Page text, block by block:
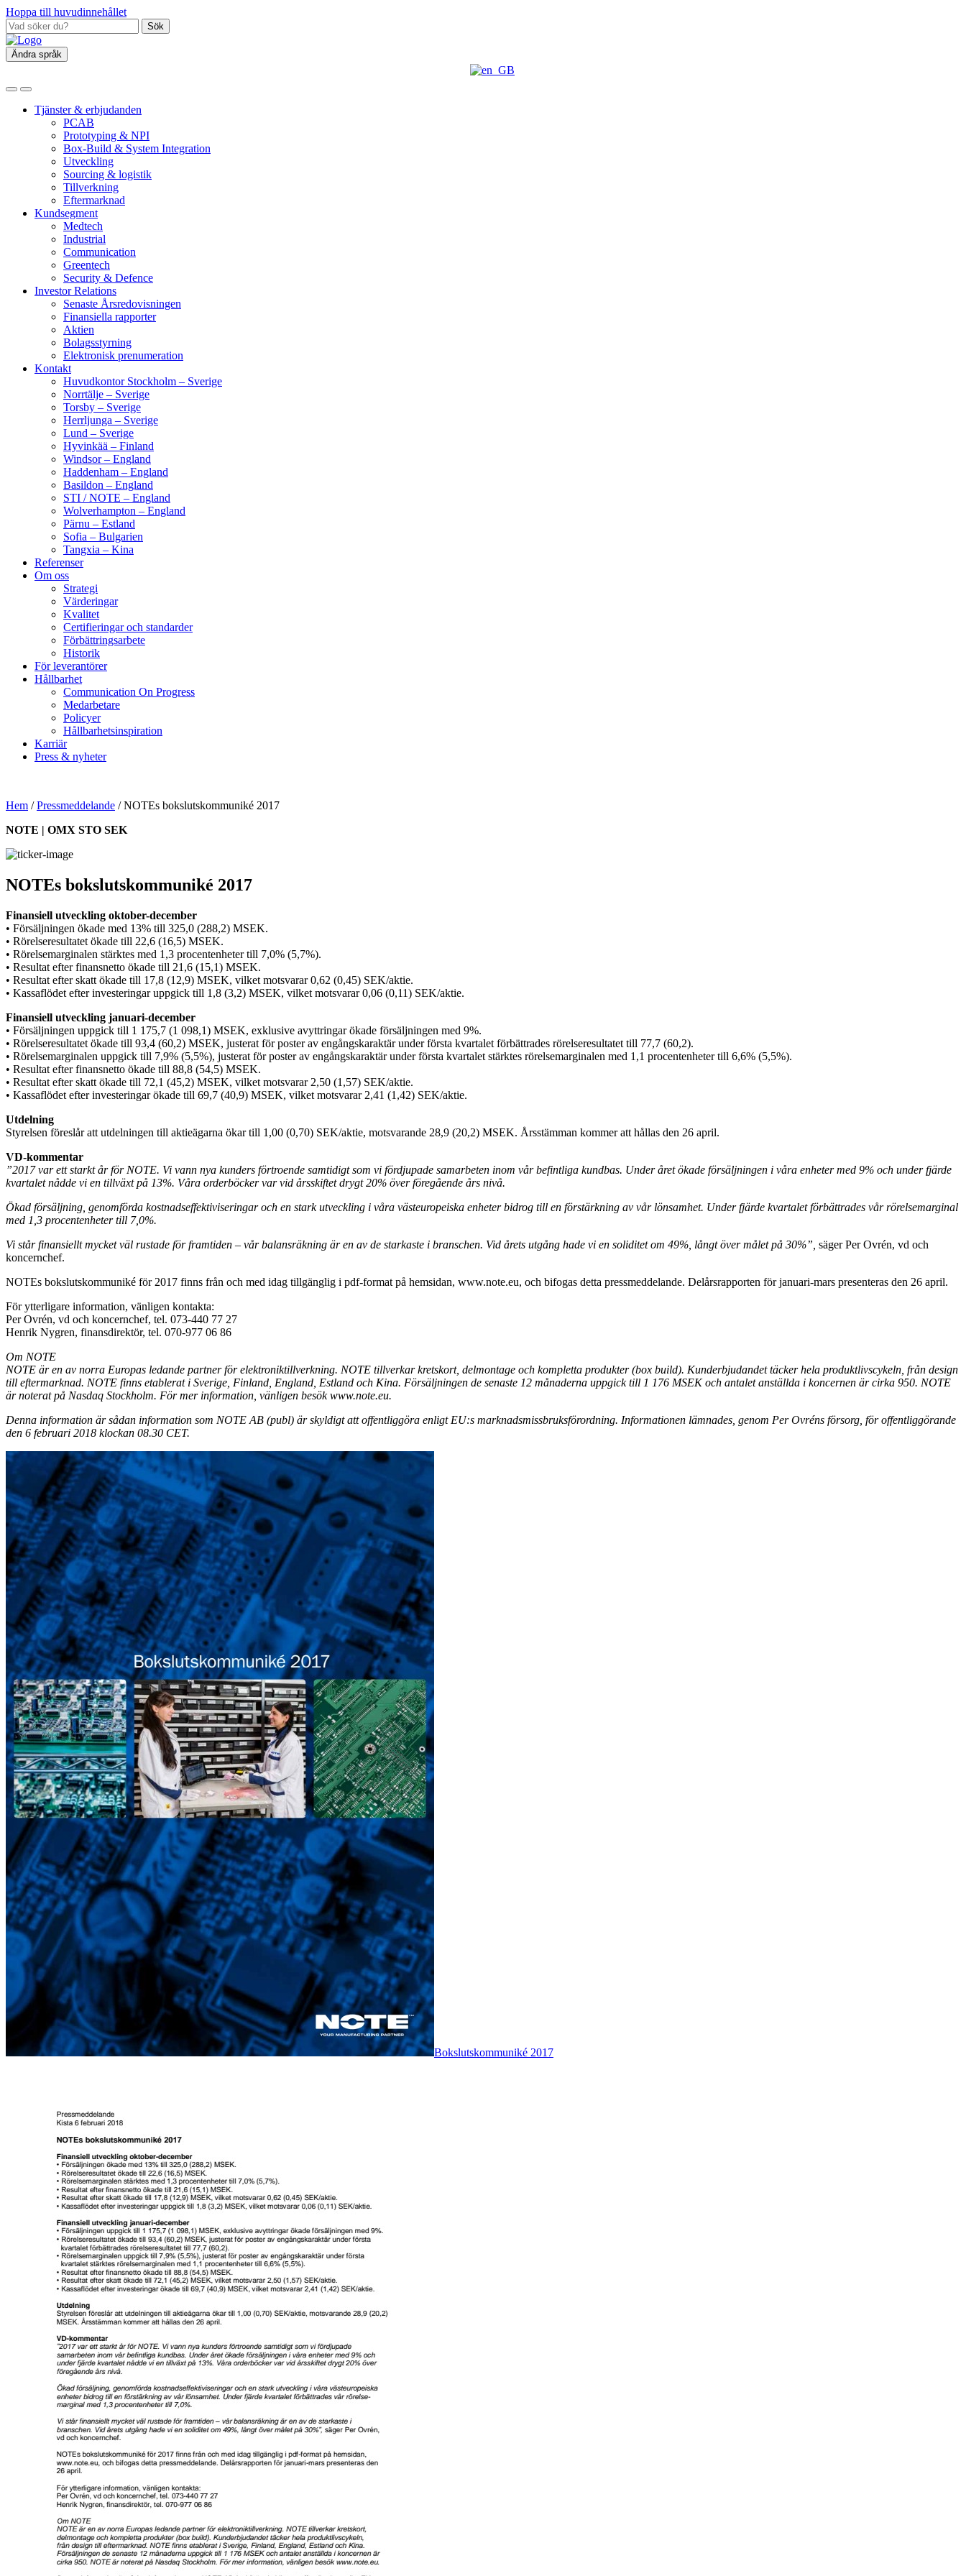
Hoppa till huvudinnehållet
Sök
Ändra språk
Tjänster & erbjudanden
PCAB
Prototyping & NPI
Box‑Build & System Integration
Utveckling
Sourcing & logistik
Tillverkning
Eftermarknad
Kundsegment
Medtech
Industrial
Communication
Greentech
Security & Defence
Investor Relations
Senaste Årsredovisningen
Finansiella rapporter
Aktien
Bolagsstyrning
Elektronisk prenumeration
Kontakt
Huvudkontor Stockholm – Sverige
Norrtälje – Sverige
Torsby – Sverige
Herrljunga – Sverige
Lund – Sverige
Hyvinkää – Finland
Windsor – England
Haddenham – England
Basildon – England
STI / NOTE – England
Wolverhampton – England
Pärnu – Estland
Sofia – Bulgarien
Tangxia – Kina
Referenser
Om oss
Strategi
Värderingar
Kvalitet
Certifieringar och standarder
Förbättringsarbete
Historik
För leverantörer
Hållbarhet
Communication On Progress
Medarbetare
Policyer
Hållbarhetsinspiration
Karriär
Press & nyheter
Hem /Pressmeddelande /NOTEs bokslutskommuniké 2017
NOTE | OMX STO SEK
NOTEs bokslutskommuniké 2017
Finansiell utveckling oktober-december
• Försäljningen ökade med 13% till 325,0 (288,2) MSEK.
• Rörelseresultatet ökade till 22,6 (16,5) MSEK.
• Rörelsemarginalen stärktes med 1,3 procentenheter till 7,0% (5,7%).
• Resultat efter finansnetto ökade till 21,6 (15,1) MSEK.
• Resultat efter skatt ökade till 17,8 (12,9) MSEK, vilket motsvarar 0,62 (0,45) SEK/aktie.
• Kassaflödet efter investeringar uppgick till 1,8 (3,2) MSEK, vilket motsvarar 0,06 (0,11) SEK/aktie.
Finansiell utveckling januari-december
• Försäljningen uppgick till 1 175,7 (1 098,1) MSEK, exklusive avyttringar ökade försäljningen med 9%.
• Rörelseresultatet ökade till 93,4 (60,2) MSEK, justerat för poster av engångskaraktär under första kvartalet förbättrades rörelseresultatet till 77,7 (60,2).
• Rörelsemarginalen uppgick till 7,9% (5,5%), justerat för poster av engångskaraktär under första kvartalet stärktes rörelsemarginalen med 1,1 procentenheter till 6,6% (5,5%).
• Resultat efter finansnetto ökade till 88,8 (54,5) MSEK.
• Resultat efter skatt ökade till 72,1 (45,2) MSEK, vilket motsvarar 2,50 (1,57) SEK/aktie.
• Kassaflödet efter investeringar ökade till 69,7 (40,9) MSEK, vilket motsvarar 2,41 (1,42) SEK/aktie.
Utdelning
Styrelsen föreslår att utdelningen till aktieägarna ökar till 1,00 (0,70) SEK/aktie, motsvarande 28,9 (20,2) MSEK. Årsstämman kommer att hållas den 26 april.
VD-kommentar
”2017 var ett starkt år för NOTE. Vi vann nya kunders förtroende samtidigt som vi fördjupade samarbeten inom vår befintliga kundbas. Under året ökade försäljningen i våra enheter med 9% och under fjärde
kvartalet nådde vi en tillväxt på 13%. Våra orderböcker var vid årsskiftet drygt 20% över föregående års nivå.
Ökad försäljning, genomförda kostnadseffektiviseringar och en stark utveckling i våra västeuropeiska enheter bidrog till en förstärkning av vår lönsamhet. Under fjärde kvartalet förbättrades vår rörelsemarginal
med 1,3 procentenheter till 7,0%.
Vi står finansiellt mycket väl rustade för framtiden – vår balansräkning är en av de starkaste i branschen. Vid årets utgång hade vi en soliditet om 49%, långt över målet på 30%”, säger Per Ovrén, vd och
koncernchef.
NOTEs bokslutskommuniké för 2017 finns från och med idag tillgänglig i pdf-format på hemsidan, www.note.eu, och bifogas detta pressmeddelande. Delårsrapporten för januari-mars presenteras den 26 april.
För ytterligare information, vänligen kontakta:
Per Ovrén, vd och koncernchef, tel. 073-440 77 27
Henrik Nygren, finansdirektör, tel. 070-977 06 86
Om NOTE
NOTE är en av norra Europas ledande partner för elektroniktillverkning. NOTE tillverkar kretskort, delmontage och kompletta produkter (box build). Kunderbjudandet täcker hela produktlivscykeln, från design
till eftermarknad. NOTE finns etablerat i Sverige, Finland, England, Estland och Kina. Försäljningen de senaste 12 månaderna uppgick till 1 176 MSEK och antalet anställda i koncernen är cirka 950. NOTE
är noterat på Nasdaq Stockholm. För mer information, vänligen besök www.note.eu.
Denna information är sådan information som NOTE AB (publ) är skyldigt att offentliggöra enligt EU:s marknadsmissbruksförordning. Informationen lämnades, genom Per Ovréns försorg, för offentliggörande
den 6 februari 2018 klockan 08.30 CET.
Bokslutskommuniké 2017